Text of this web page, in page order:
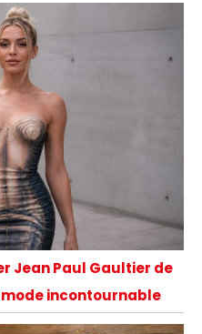
Jean Paul Gaultier de
incontournable